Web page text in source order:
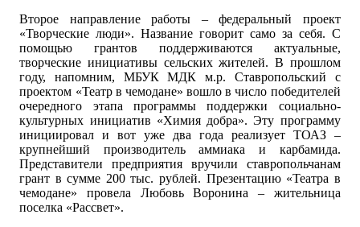
Второе направление работы – федеральный проект
«Творческие люди». Название говорит само за себя. С
помощью грантов поддерживаются актуальные,
творческие инициативы сельских жителей. В прошлом
году, напомним, МБУК МДК м.р. Ставропольский с
проектом «Театр в чемодане» вошло в число победителей
очередного этапа программы поддержки социально-
культурных инициатив «Химия добра». Эту программу
инициировал и вот уже два года реализует ТОАЗ –
крупнейший производитель аммиака и карбамида.
Представители предприятия вручили ставропольчанам
грант в сумме 200 тыс. рублей. Презентацию «Театра в
чемодане» провела Любовь Воронина – жительница
поселка «Рассвет».